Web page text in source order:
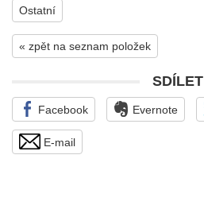
Ostatní
« zpět na seznam položek
SDÍLET
Facebook Evernote
E-mail